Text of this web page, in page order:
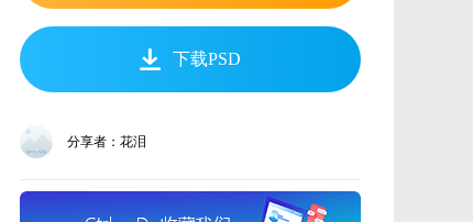
下载PSD
分享者：花泪